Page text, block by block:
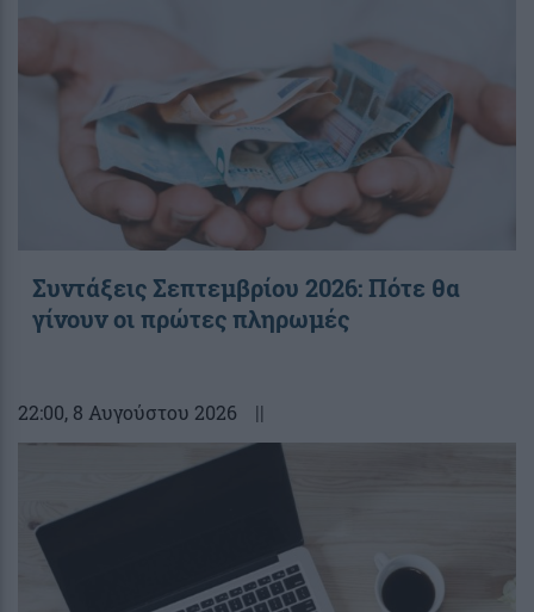
Συντάξεις Σεπτεμβρίου 2026: Πότε θα
γίνουν οι πρώτες πληρωμές
22:00, 8 Αυγούστου 2026 ||